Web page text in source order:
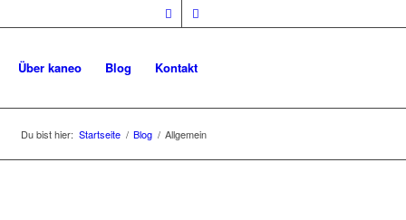
Über kaneo Blog Kontakt
Du bist hier: Startseite / Blog / Allgemein